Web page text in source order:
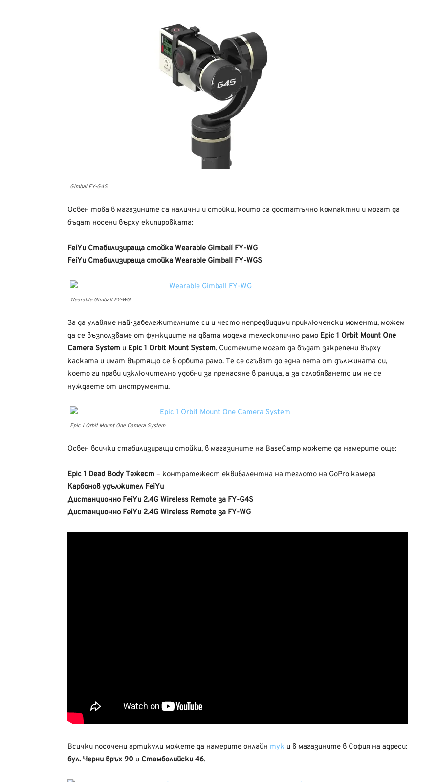
Gimbal FY-G4S
Освен това в магазините са налични и стойки, които са достатъчно компактни и могат да
бъдат носени върху екипировката:
FeiYu Стабилизираща стойка Wearable Gimball FY-WG
FeiYu Стабилизираща стойка Wearable Gimball FY-WGS
Wearable Gimball FY-WG
За да улавяме най-забележителните си и често непредвидими приключенски моменти, можем
да се възползваме от функциите на двата модела телескопично рамо Epic 1 Orbit Mount One
Camera System и Epic 1 Orbit Mount System. Системите могат да бъдат закрепени върху
каската и имат въртящо се в орбита рамо. Те се сгъват до една пета от дължината си,
което ги прави изключително удобни за пренасяне в раница, а за сглобяването им не се
нуждаете от инструменти.
Epic 1 Orbit Mount One Camera System
Освен всички стабилизиращи стойки, в магазините на BaseCamp можете да намерите още:
Epic 1 Dead Body Тежест – контратежест еквивалентна на теглото на GoPro камера
Карбонов удължител FeiYu
Дистанционно FeiYu 2.4G Wireless Remote за FY-G4S
Дистанционно FeiYu 2.4G Wireless Remote за FY-WG
Всички посочени артикули можете да намерите онлайн тук и в магазините в София на адреси:
бул. Черни връх 90 и Стамболийски 46.